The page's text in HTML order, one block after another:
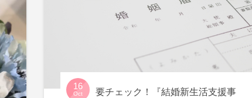
16
Oct
要チェック！『結婚新生活支援事